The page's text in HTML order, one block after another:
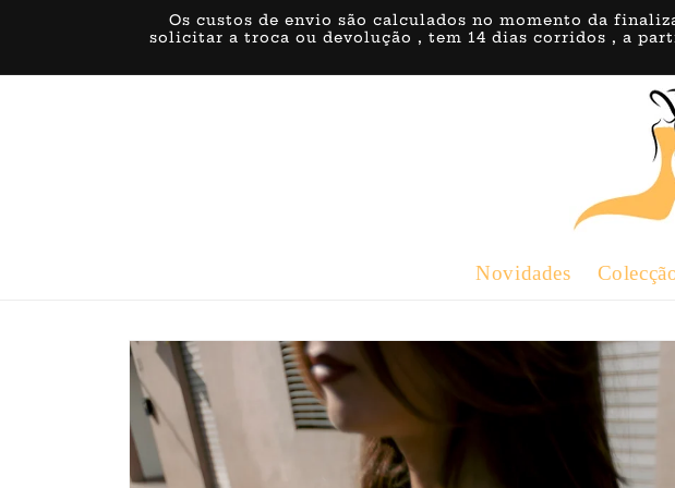
Os custos de envio são calculados no momento da
solicitar a troca ou devolução , tem 14 dias corridos , a
Novidades
a
informação
do produto